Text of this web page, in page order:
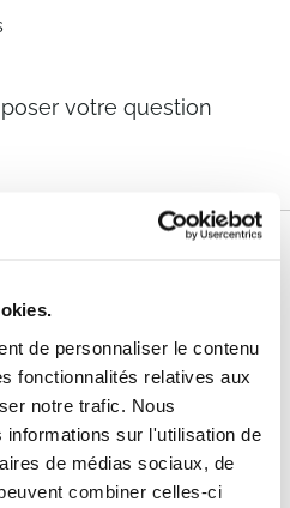
de personnaliser le contenu
fonctionnalités relatives aux
notre trafic. Nous
informations sur l'utilisation de
de médias sociaux, de
combiner celles-ci
votre question
SAV & Retours